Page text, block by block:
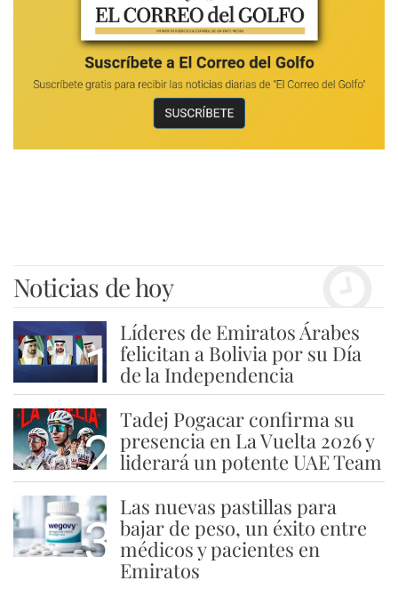
Noticias de hoy
1
Líderes de Emiratos Árabes
felicitan a Bolivia por su Día
de la Independencia
2
Tadej Pogacar confirma su
presencia en La Vuelta 2026 y
liderará un potente UAE Team
3
Las nuevas pastillas para
bajar de peso, un éxito entre
médicos y pacientes en
Emiratos